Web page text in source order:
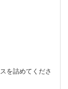
を詰めてくださ